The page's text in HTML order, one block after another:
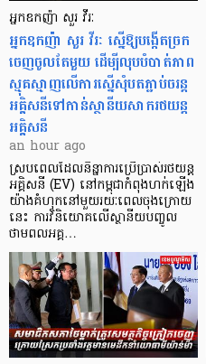
អ្នកឧកញ៉ា សួរ វីរៈ
អ្នកឧកញ៉ា សួរ វីរៈ ស្នើឱ្យបង្កើតច្រក
ចេញចូលតែមួយ ដើម្បីលុបបំបាត់ភាព
ស្មុគស្មាញលើការស្នើសុំបតភ្ជាប់ចរន្ត
អគ្គិសនីទៅកាន់ស្ថានីយសាករថយន្ត
អគ្គិសនី
an hour ago
ស្របពេលដែលនិន្នាការប្រើប្រាស់រថយន្ត
អគ្គិសនី (EV) នៅកម្ពុជាកំពុងហក់ឡើង
យ៉ាងគំហុកនៅមួយរយៈពេលចុងក្រោយ
នេះ ការវិនិយោគលើស្ថានីយបញ្ចូល
ថាមពលអគ្គ…